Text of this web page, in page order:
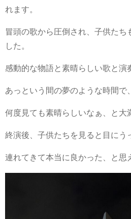
れます。
冒頭の歌から圧倒され、子供たち
した。
感動的な物語と素晴らしい歌と演
あっという間の夢のような時間で、
何度見ても素晴らしいなぁ、と大
終演後、子供たちを見ると目にう
連れてきて本当に良かった、と思